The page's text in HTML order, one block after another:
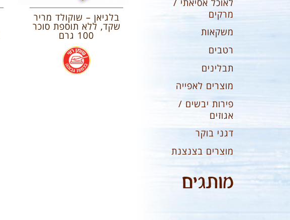
בלגיאן – שוקולד מריר
שקד, ללא תוספת סוכר
100 גרם
.
מרקים
משקאות
רטבים
תבלינים
מוצרים לאפייה
פירות יבשים /
אגוזים
דגני בוקר
מוצרים בצנצנת
מותגים